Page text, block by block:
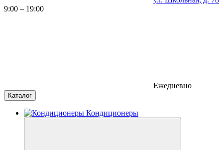
9:00 – 19:00
Ежедневно
Каталог
Кондиционеры